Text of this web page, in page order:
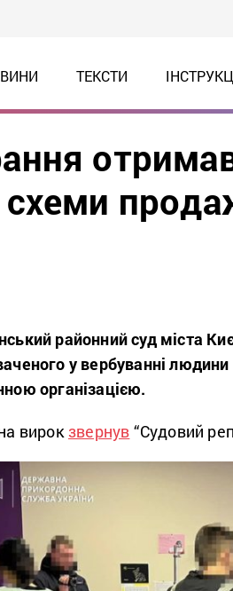
ТЕКСТИ
районний суд міста
у вербуванні
організацією.
вирокзвернув “Судовий